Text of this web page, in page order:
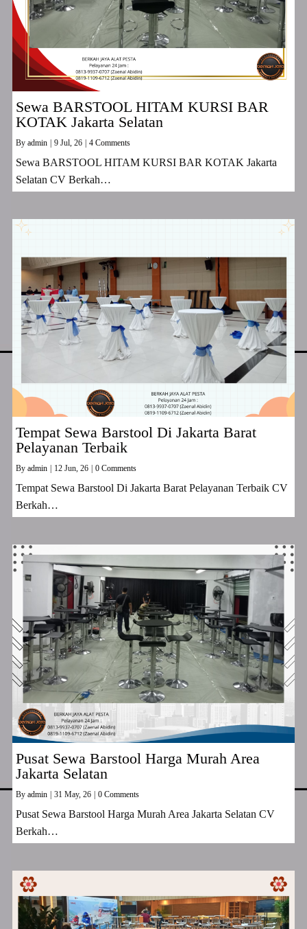
Sewa BARSTOOL HITAM KURSI BAR
KOTAK Jakarta Selatan
By admin 9 Jul, 26 4 Comments
Sewa BARSTOOL HITAM KURSI BAR KOTAK Jakarta
Selatan CV Berkah…
Tempat Sewa Barstool Di Jakarta Barat
Pelayanan Terbaik
By admin 12 Jun, 26 0 Comments
Tempat Sewa Barstool Di Jakarta Barat Pelayanan Terbaik CV
Berkah…
Pusat Sewa Barstool Harga Murah Area
Jakarta Selatan
By admin | 31 May, 26 | 0 Comments
Pusat Sewa Barstool Harga Murah Area Jakarta Selatan CV
Berkah…